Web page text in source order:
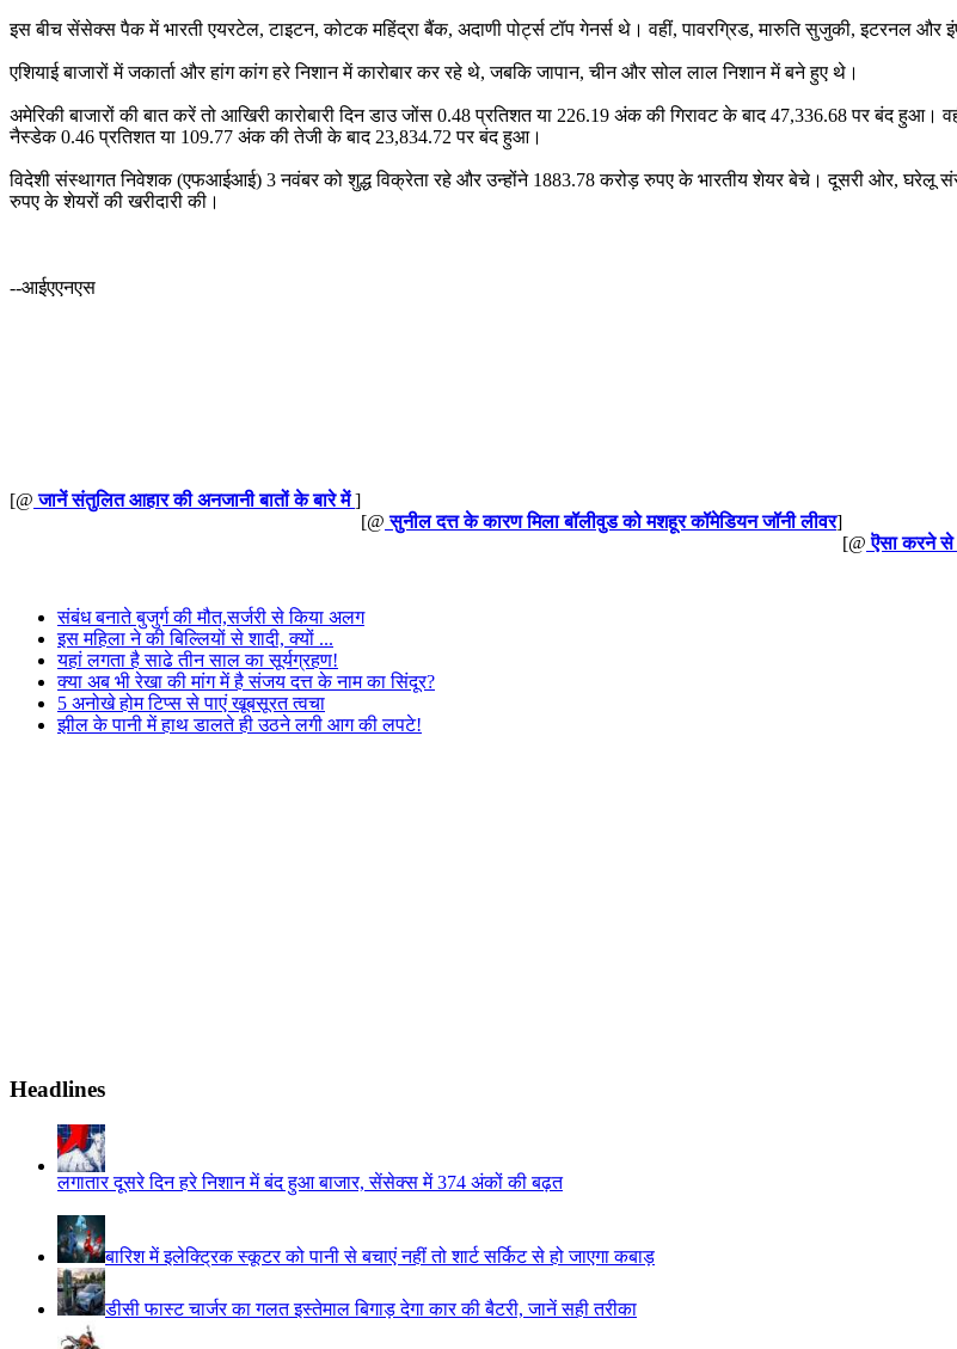
इस बीच सेंसेक्स पैक में भारती एयरटेल, टाइटन, कोटक महिंद्रा बैंक, अदाणी पोर्ट्स टॉप गेनर्स थे। वहीं, पावरग्रिड, मारुति सुजुकी, इटरनल और
एशियाई बाजारों में जकार्ता और हांग कांग हरे निशान में कारोबार कर रहे थे, जबकि जापान, चीन और सोल लाल निशान में बने हुए थे।
अमेरिकी बाजारों की बात करें तो आखिरी कारोबारी दिन डाउ जोंस 0.48 प्रतिशत या 226.19 अंक की गिरावट के बाद 47,336.68 पर बंद
नैस्डेक 0.46 प्रतिशत या 109.77 अंक की तेजी के बाद 23,834.72 पर बंद हुआ।
विदेशी संस्थागत निवेशक (एफआईआई) 3 नवंबर को शुद्ध विक्रेता रहे और उन्होंने 1883.78 करोड़ रुपए के भारतीय शेयर बेचे। दूसरी ओर, घरेलू
रुपए के शेयरों की खरीदारी की।
--आईएएनएस
[@ जानें संतुलित आहार की अनजानी बातों के बारे में]
[@ सुनील दत्त के कारण मिला बॉलीवुड को मशहूर कॉमेडियन जॉनी लीवर]
[@ ऎसा करने से
संबंध बनाते बुजुर्ग की मौत,सर्जरी से किया अलग
इस महिला ने की बिल्लियों से शादी, क्यों ...
यहां लगता है साढे तीन साल का सूर्यग्रहण!
क्या अब भी रेखा की मांग में है संजय दत्त के नाम का सिंदूर?
5 अनोखे होम टिप्स से पाएं खूबसूरत त्वचा
झील के पानी में हाथ डालते ही उठने लगी आग की लपटे!
Headlines
लगातार दूसरे दिन हरे निशान में बंद हुआ बाजार, सेंसेक्स में 374 अंकों की बढ़त
बारिश में इलेक्ट्रिक स्कूटर को पानी से बचाएं नहीं तो शार्ट सर्किट से हो जाएगा कबाड़
डीसी फास्ट चार्जर का गलत इस्तेमाल बिगाड़ देगा कार की बैटरी, जानें सही तरीका